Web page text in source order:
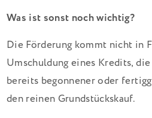
Was ist sonst noch wichtig?
Die Förderung kommt nicht in
Umschuldung eines Kredits,
bereits begonnener oder
den reinen Grundstückskauf.